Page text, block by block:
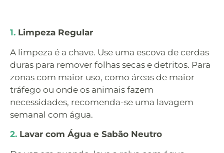
1. Limpeza Regular
A limpeza é a chave. Use uma escova de cerdas
duras para remover folhas secas e detritos. Para
zonas com maior uso, como áreas de maior
tráfego ou onde os animais fazem
necessidades, recomenda-se uma lavagem
semanal com água.
2. Lavar com Água e Sabão Neutro